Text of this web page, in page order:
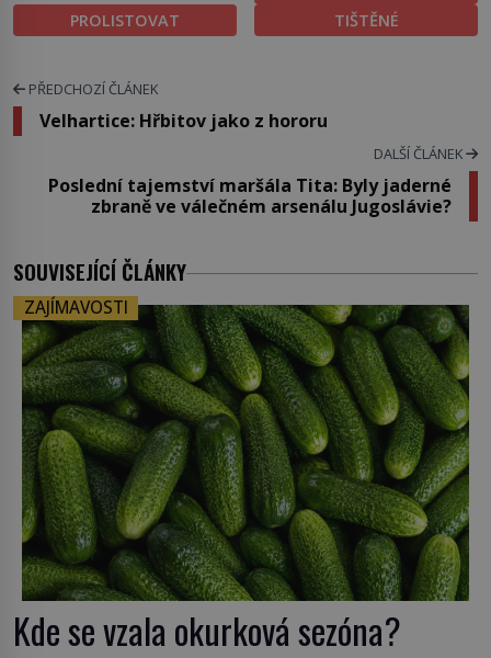
PROLISTOVAT
TIŠTĚNÉ
PŘEDCHOZÍ ČLÁNEK
Velhartice: Hřbitov jako z hororu
DALŠÍ ČLÁNEK
Poslední tajemství maršála Tita: Byly jaderné
zbraně ve válečném arsenálu Jugoslávie?
SOUVISEJÍCÍ ČLÁNKY
ZAJÍMAVOSTI
Kde se vzala okurková sezóna?